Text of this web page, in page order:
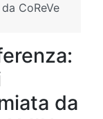
CoReVe
da